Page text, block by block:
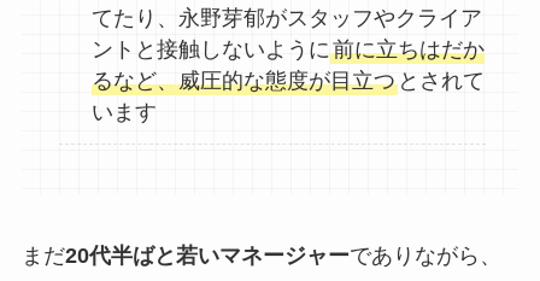
てたり、永野芽郁がスタッフやクライア
ントと接触しないように前に立ちはだか
るなど、威圧的な態度が目立つ とされて
います
まだ20代半ばと若いマネージャーでありながら、